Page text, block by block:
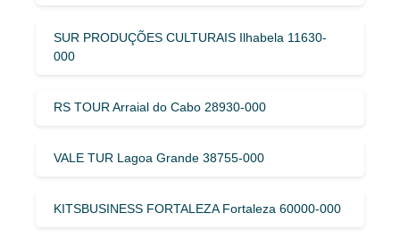
SUR PRODUÇÕES CULTURAIS Ilhabela 11630-
000
RS TOUR Arraial do Cabo 28930-000
VALE TUR Lagoa Grande 38755-000
KITSBUSINESS FORTALEZA Fortaleza 60000-000